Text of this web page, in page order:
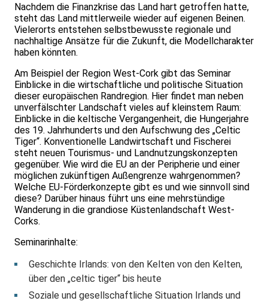
Nachdem die Finanzkrise das Land hart getroffen hatte,
steht das Land mittlerweile wieder auf eigenen Beinen.
Vielerorts entstehen selbstbewusste regionale und
nachhaltige Ansätze für die Zukunft, die Modellcharakter
haben könnten.
Am Beispiel der Region West-Cork gibt das Seminar
Einblicke in die wirtschaftliche und politische Situation
dieser europäischen Randregion. Hier findet man neben
unverfälschter Landschaft vieles auf kleinstem Raum:
Einblicke in die keltische Vergangenheit, die Hungerjahre
des 19. Jahrhunderts und den Aufschwung des „Celtic
Tiger“. Konventionelle Landwirtschaft und Fischerei
steht neuen Tourismus- und Landnutzungskonzepten
gegenüber. Wie wird die EU an der Peripherie und einer
möglichen zukünftigen Außengrenze wahrgenommen?
Welche EU-Förderkonzepte gibt es und wie sinnvoll sind
diese? Darüber hinaus führt uns eine mehrstündige
Wanderung in die grandiose Küstenlandschaft West-
Corks.
Seminarinhalte:
Geschichte Irlands: von den Kelten von den Kelten,
über den „celtic tiger“ bis heute
Soziale und gesellschaftliche Situation Irlands und